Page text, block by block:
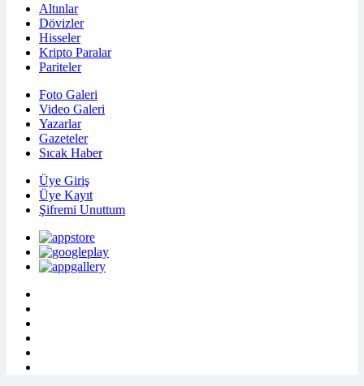
Altınlar
Dövizler
Hisseler
Kripto Paralar
Pariteler
Foto Galeri
Video Galeri
Yazarlar
Gazeteler
Sıcak Haber
Üye Giriş
Üye Kayıt
Şifremi Unuttum